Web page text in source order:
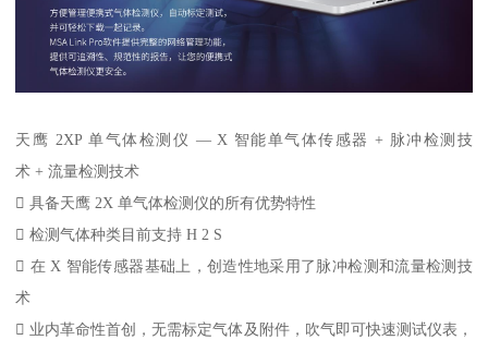
天鹰 2XP 单气体检测仪 — X 智能单气体传感器 + 脉冲检测技
术 + 流量检测技术
 具备天鹰 2X 单气体检测仪的所有优势特性
 检测气体种类目前支持 H 2 S
 在 X 智能传感器基础上，创造性地采用了脉冲检测和流量检测技
术
 业内革命性首创，无需标定气体及附件，吹气即可快速测试仪表，